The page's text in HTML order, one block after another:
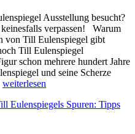
Ausstellung besucht?
verpassen! Warum
von Till Eulenspiegel gibt
Till Eulenspiegel
schon mehrere hundert Jahre
und seine Scherze
weiterlesen